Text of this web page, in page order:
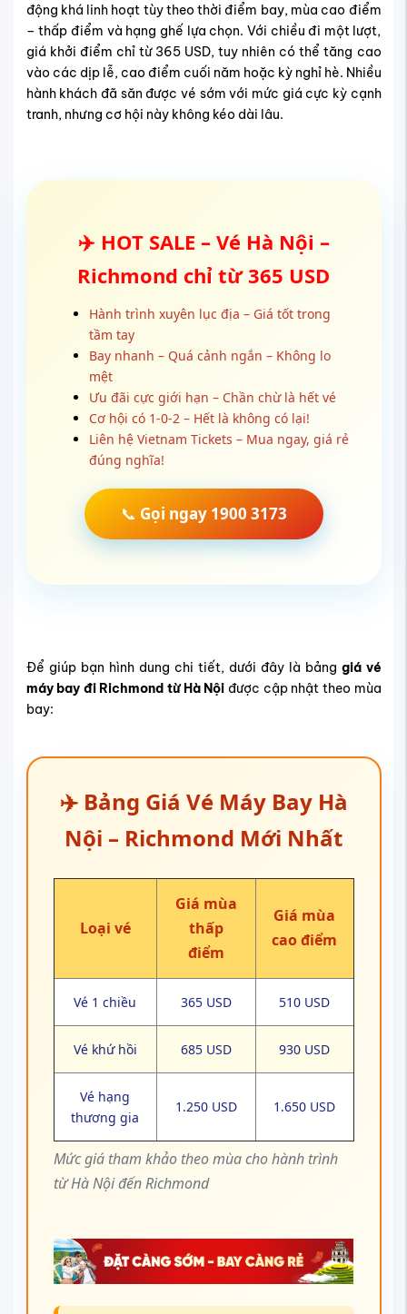
động khá linh hoạt tùy theo thời điểm bay, mùa cao điểm
– thấp điểm và hạng ghế lựa chọn. Với chiều đi một lượt,
giá khởi điểm chỉ từ 365 USD, tuy nhiên có thể tăng cao
vào các dịp lễ, cao điểm cuối năm hoặc kỳ nghỉ hè. Nhiều
hành khách đã săn được vé sớm với mức giá cực kỳ cạnh
tranh, nhưng cơ hội này không kéo dài lâu.
✈️ HOT SALE – Vé Hà Nội –
Richmond chỉ từ 365 USD
Hành trình xuyên lục địa – Giá tốt trong
tầm tay
Bay nhanh – Quá cảnh ngắn – Không lo
mệt
Ưu đãi cực giới hạn – Chần chừ là hết vé
Cơ hội có 1-0-2 – Hết là không có lại!
Liên hệ Vietnam Tickets – Mua ngay, giá rẻ
đúng nghĩa!
📞 Gọi ngay 1900 3173
Để giúp bạn hình dung chi tiết, dưới đây là bảng giá vé
máy bay đi Richmond từ Hà Nội được cập nhật theo mùa
bay:
✈️ Bảng Giá Vé Máy Bay Hà
Nội – Richmond Mới Nhất
Mức giá tham khảo theo mùa cho hành trình
từ Hà Nội đến Richmond
Loại vé
Giá mùa
thấp
điểm
Giá mùa
cao điểm
Vé 1 chiều 365 USD 510 USD
Vé khứ hồi 685 USD 930 USD
Vé hạng
thương gia
1.250 USD 1.650 USD